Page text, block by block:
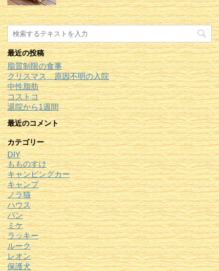
最近の投稿
脂質制限の食事
クリスマス 原因不明の入院
中性脂肪
コストコ
退院から1週間
最近のコメント
カテゴリー
DIY
もものすけ
キャンピングカー
キャンプ
ノラ猫
ハウス
パン
ミケ
ラッキー
ルーク
レオン
保護犬